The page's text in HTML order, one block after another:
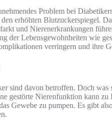
Problem bei
erhöhten Blutzuckerspiegel.
und Nierenerkrankungen
der Lebensgewohnheiten wie
verringern und ihre
sind davon betroffen. Doch
gestörte Nierenfunktion kann
Gewebe zu pumpen. Es gibt